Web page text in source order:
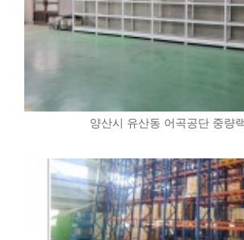
양산시 유산동 어곡공단 중량